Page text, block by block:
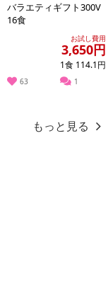
バラエティギフト300V
16食
お試し費用
3,650円
1食 114.1円
63 1
もっと見る